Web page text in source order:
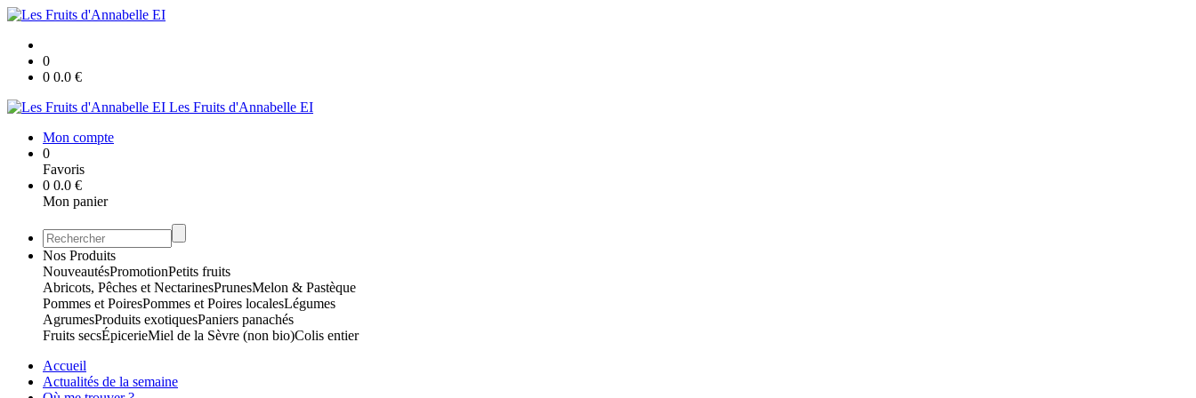
0
0 0.0 €
Les Fruits d'Annabelle EI
Mon compte
0
Favoris
0 0.0 €
Mon panier
Nos Produits
NouveautésPromotionPetits fruits
Abricots, Pêches et NectarinesPrunesMelon & Pastèque
Pommes et PoiresPommes et Poires localesLégumes
AgrumesProduits exotiquesPaniers panachés
Fruits secsÉpicerieMiel de la Sèvre (non bio)Colis entier
Accueil
Actualités de la semaine